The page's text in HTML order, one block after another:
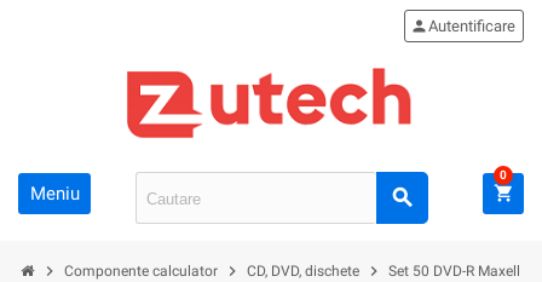
Meniu search
personAutentificare
shopping_cart
0
chevron_right Componente calculator chevron_right CD, DVD, dischete chevron_right Set 50 DVD-R Maxell